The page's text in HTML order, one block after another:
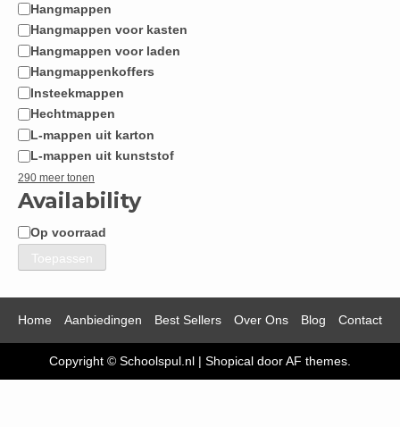
Hangmappen
Hangmappen voor kasten
Hangmappen voor laden
Hangmappenkoffers
Insteekmappen
Hechtmappen
L-mappen uit karton
L-mappen uit kunststof
290 meer tonen
Availability
Beschikbaarheid
Op voorraad
Toepassen
Home Aanbiedingen Best Sellers Over Ons Blog Contact
Copyright © Schoolspul.nl | Shopical door AF themes.